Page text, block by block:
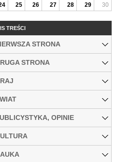
25 26 27 28 29 30
TREŚCI
STRONA
STRONA
OPINIE